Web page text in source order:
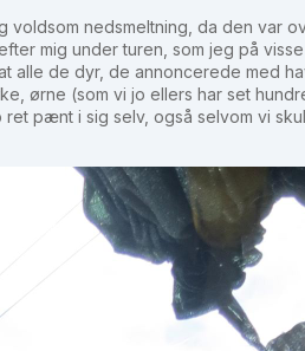
nedsmeltning, da den var
mig under turen, som jeg på
alle de dyr, de annoncerede med
ørne (som vi jo ellers har set
pænt i sig selv, også selvom vi